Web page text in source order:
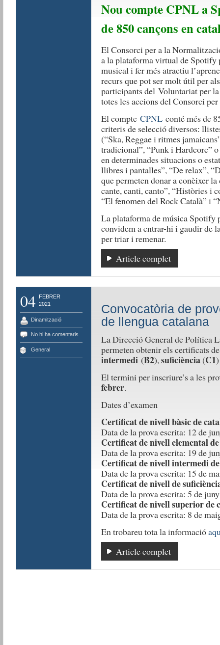
Nou compte CPNL a
de 850 cançons en
El Consorci per a la
a la plataforma virtual de Spotify
musical i fer més atractiu
recurs que pot ser molt útil per
participants del Voluntariat per
totes les accions del Consorci
El compte CPNLconté més de
criteris de selecció diversos:
(“Ska, Reggae i ritmes
tradicional”, “Punk i Hardcore”
en determinades situacions o
llibres i pantalles”, “De relax”,
que permeten donar a conèixer
cante, canti, canto”, “Històries i
“El fenomen del Rock Català” i
La plataforma de música Spotify
convidem a entrar-hi i gaudir de
per triar i remenar.
Article complet
04
FEBRER
2021
Dinamització
No hi ha comentaris
General
Convocatòria de
de llengua catalana
La Direcció General de Política
permeten obtenir els certificats
intermedi(B2),suficiència(C1
El termini per inscriure’s a les
febrer.
Dates d’examen
Certificat de nivell bàsic de
Data de la prova escrita: 12 de
Certificat de nivell elemental
Data de la prova escrita: 19 de
Certificat de nivell intermedi
Data de la prova escrita: 15 de
Certificat de nivell de
Data de la prova escrita: 5 de
Certificat de nivell superior de
Data de la prova escrita: 8 de
En trobareu tota la informació
Article complet